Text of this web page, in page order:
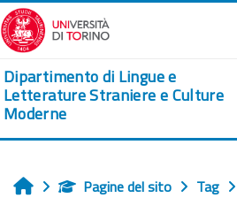
Vai al contenuto principale
Dipartimento di Lingue e
Letterature Straniere e Culture
Moderne
HomePagine del sito Tag